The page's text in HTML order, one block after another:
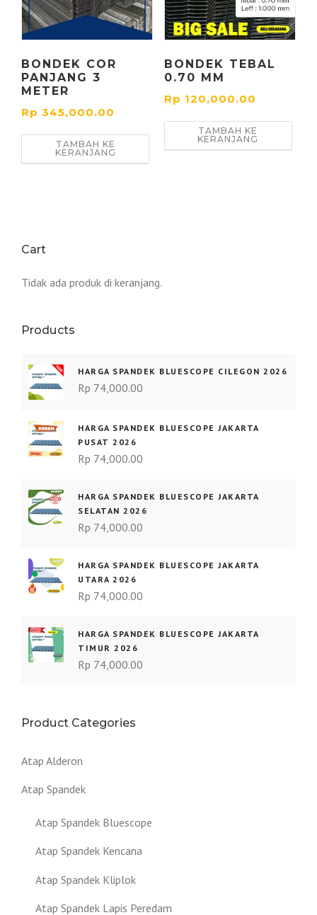
BONDEK COR
PANJANG 3
METER
Rp 345,000.00
TAMBAH KE
KERANJANG
BONDEK TEBAL
0.70 MM
Rp 120,000.00
TAMBAH KE
KERANJANG
Cart
Tidak ada produk di keranjang.
Products
HARGA SPANDEK BLUESCOPE CILEGON 2026
Rp 74,000.00
HARGA SPANDEK BLUESCOPE JAKARTA
PUSAT 2026
Rp 74,000.00
HARGA SPANDEK BLUESCOPE JAKARTA
SELATAN 2026
Rp 74,000.00
HARGA SPANDEK BLUESCOPE JAKARTA
UTARA 2026
Rp 74,000.00
HARGA SPANDEK BLUESCOPE JAKARTA
TIMUR 2026
Rp 74,000.00
Product Categories
Atap Alderon
Atap Spandek
Atap Spandek Bluescope
Atap Spandek Kencana
Atap Spandek Kliplok
Atap Spandek Lapis Peredam